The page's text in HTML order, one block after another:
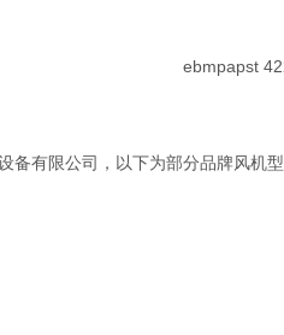
备有限公司，以下为部分品牌风机型